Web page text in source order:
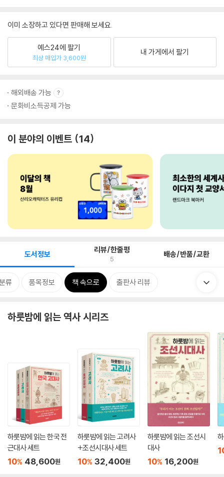
이미 소장하고 있다면 판매해 보세요.
예스24에 팔기
최상 매입가 3,600원
내 가게에서 팔기
해외배송 가능
문화비소득공제 가능
이 분야의 이벤트 14
도서정보 리뷰/한줄평
5 배송/반품/교환
류 품목정보 책 속으로 출판사 리뷰
하룻밤에 읽는 역사 시리즈
하룻밤에 읽는 한국 전
근대사 세트
10% 48,600원
하룻밤에 읽는 고려사
+조선시대사 세트
10% 32,400원
하룻밤에 읽는 조선시
대사
10% 16,200원